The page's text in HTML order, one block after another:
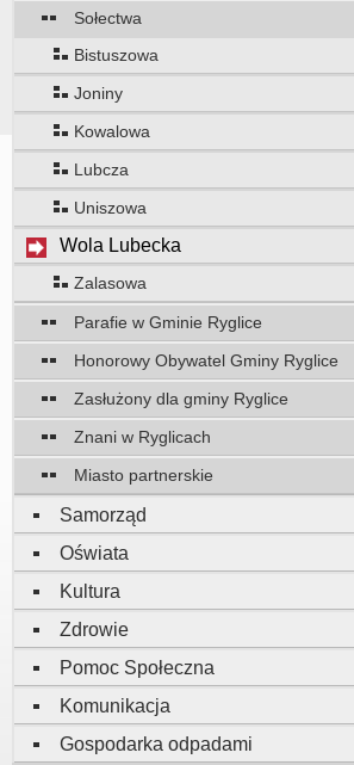
Sołectwa
Bistuszowa
Joniny
Kowalowa
Lubcza
Uniszowa
Wola Lubecka
Zalasowa
Parafie w Gminie Ryglice
Honorowy Obywatel Gminy Ryglice
Zasłużony dla gminy Ryglice
Znani w Ryglicach
Miasto partnerskie
Samorząd
Oświata
Kultura
Zdrowie
Pomoc Społeczna
Komunikacja
Gospodarka odpadami